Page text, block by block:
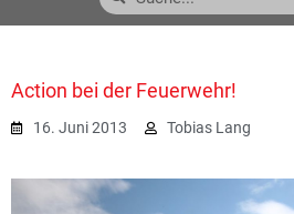
Action bei der Feuerwehr!
16. Juni 2013 Tobias Lang